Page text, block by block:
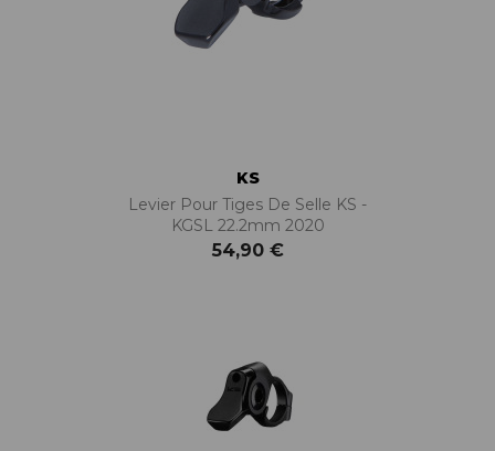
KS
Levier Pour Tiges De Selle KS -
KGSL 22.2mm 2020
54,90 €